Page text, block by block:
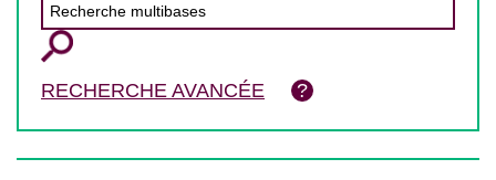
RECHERCHE AVANCÉE